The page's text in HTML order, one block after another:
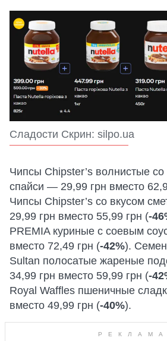
Сладости Скрин: silpo.ua
Чипсы Chipster’s волнистые со
спайси — 29,99 грн вместо
Чипсы Chipster’s со вкусом
29,99 грн вместо 55,99 грн (-
PREMIA куриные с соевым
вместо 72,49 грн (-42%).
Sultan полосатые жареные
34,99 грн вместо 59,99 грн (-
Royal Waffles пшеничные
вместо 49,99 грн (-40%).